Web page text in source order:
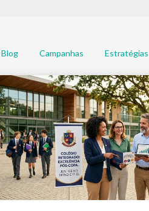
Blog Campanhas Estratégias